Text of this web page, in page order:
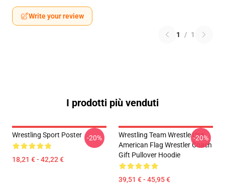
Write your review
1 / 1
I prodotti più venduti
Wrestling Sport Poster
18,21 € - 42,22 €
-20%
Wrestling Team Wrestle Usa
American Flag Wrestler Coach
Gift Pullover Hoodie
39,51 € - 45,95 €
-20%